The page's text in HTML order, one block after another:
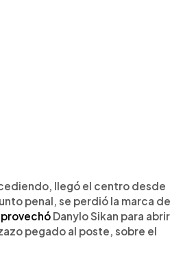
llegó el centro desde
penal, se perdió la marca de
Danylo Sikan para abrir
pegado al poste, sobre el